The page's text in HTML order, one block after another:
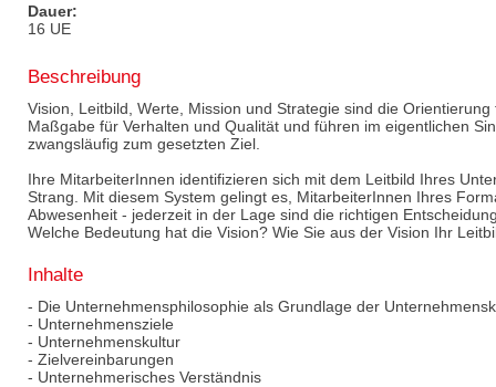
Dauer:
16 UE
Beschreibung
Vision, Leitbild, Werte, Mission und Strategie sind die
Maßgabe für Verhalten und Qualität und führen im eigentlichen
zwangsläufig zum gesetzten Ziel.
Ihre MitarbeiterInnen identifizieren sich mit dem Leitbild Ihres
Strang. Mit diesem System gelingt es, MitarbeiterInnen Ihres
Abwesenheit - jederzeit in der Lage sind die richtigen
Welche Bedeutung hat die Vision? Wie Sie aus der Vision Ihr
Inhalte
- Die Unternehmensphilosophie als Grundlage der
- Unternehmensziele
- Unternehmenskultur
- Zielvereinbarungen
- Unternehmerisches Verständnis